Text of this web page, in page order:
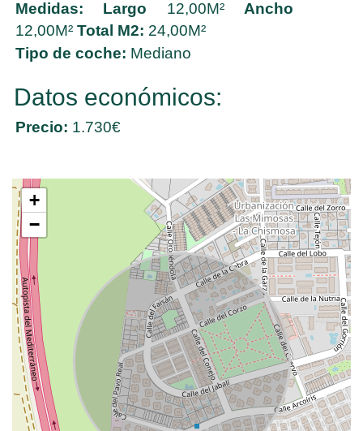
Medidas:
Largo 12,00M² Ancho
12,00M²Total M2: 24,00M²
Tipo de coche: Mediano
Datos económicos:
Precio: 1.730€
+
−